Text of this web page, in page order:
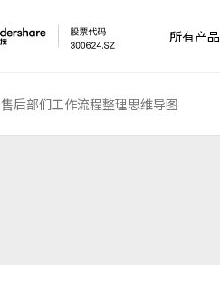
所有产品
售后部们工作流程整理思维导图